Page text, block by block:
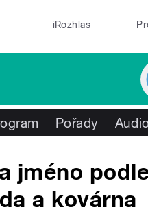
iRozhlas
Pořady
jméno
a kovárna